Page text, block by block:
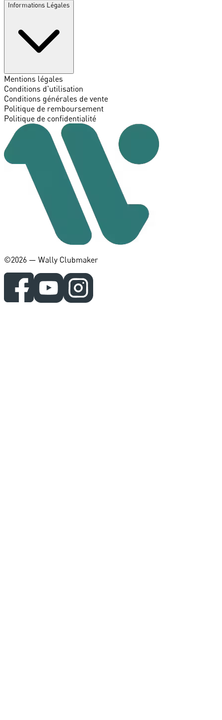
Informations Légales
Mentions légales
Conditions d'utilisation
Conditions générales de vente
Politique de remboursement
Politique de confidentialité
©️2026 — Wally Clubmaker